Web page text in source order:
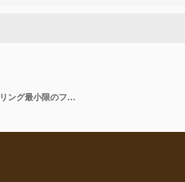
エレガントなアルファベット文字フォントと数字クラシックレタリング最小限のファッションデザインタイポグラフィモード